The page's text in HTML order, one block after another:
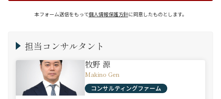
本フォーム送信をもって個人情報保護方針に同意したものとします。
担当コンサルタント
牧野 源
Makino Gen
コンサルティングファーム